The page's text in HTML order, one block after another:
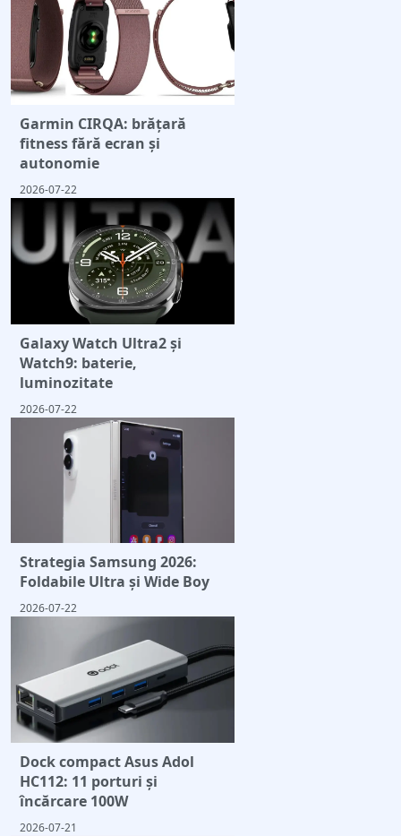
Garmin CIRQA: brățară
fitness fără ecran și
autonomie
2026-07-22
Galaxy Watch Ultra2 și
Watch9: baterie,
luminozitate
2026-07-22
Strategia Samsung 2026:
Foldabile Ultra și Wide Boy
2026-07-22
Dock compact Asus Adol
HC112: 11 porturi și
încărcare 100W
2026-07-21